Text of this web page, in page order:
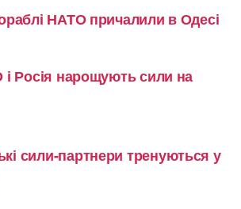
НАТО причалили в Одесі
Росія нарощують сили на
сили-партнери тренуються у